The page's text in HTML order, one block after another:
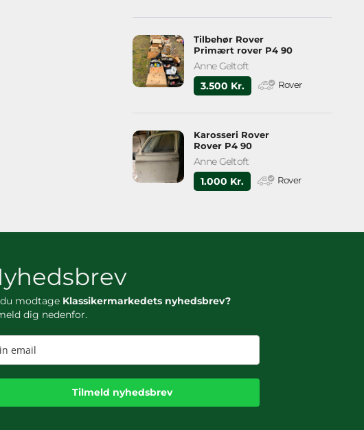
Tilbehør Rover
Primært rover P4 90
Anne Geltoft
3.500 Kr.
Rover
Karosseri Rover
Rover P4 90
Anne Geltoft
1.000 Kr.
Rover
modtage Klassikermarkedets nyhedsbrev?
dig nedenfor.
Tilmeld nyhedsbrev